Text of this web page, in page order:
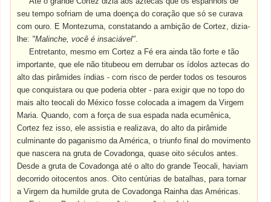
seu tempo sofriam de uma doença do coração que só se curava
com ouro. E Montezuma, constatando a ambição de Cortez, dizia-
lhe: "Malinche, você é insaciável".
Entretanto, mesmo em Cortez a Fé era ainda tão forte e tão
importante, que ele não titubeou em derrubar os ídolos aztecas do
alto das pirâmides índias - com risco de perder todos os tesouros
que conquistara ou que poderia obter - para exigir que no topo do
mais alto teocali do México fosse colocada a imagem da Virgem
Maria. Quando, com a força de sua espada nada ecumênica,
Cortez fez isso, ele assistia e realizava, do alto da pirâmide
culminante do paganismo da América, o triunfo final do movimento
que nascera na gruta de Covadonga, quase oito séculos antes.
Desde a gruta de Covadonga até o alto do grande Teocali, haviam
decorrido oitocentos anos. Oito centúrias de batalhas, para tornar
a Virgem da humilde gruta de Covadonga Rainha das Américas.